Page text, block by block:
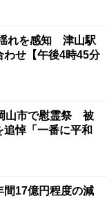
れを感知 津山駅
わせ【午後4時45分
山市で慰霊祭 被
悼「一番に平和
間17億円程度の減